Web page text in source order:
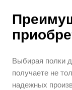
Выбирая полки
получаете не
надежных